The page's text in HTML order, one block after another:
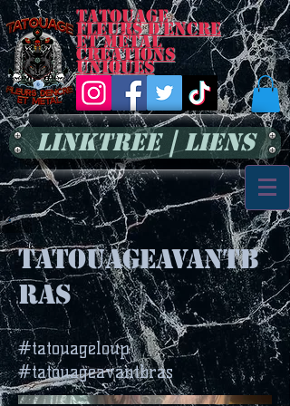
Tatouage
Fleurs d'encre
et métal
Créations
uniques
LinkTree | Liens
tatouageavantb
ras
#tatouageloup
#tatouageavantbras